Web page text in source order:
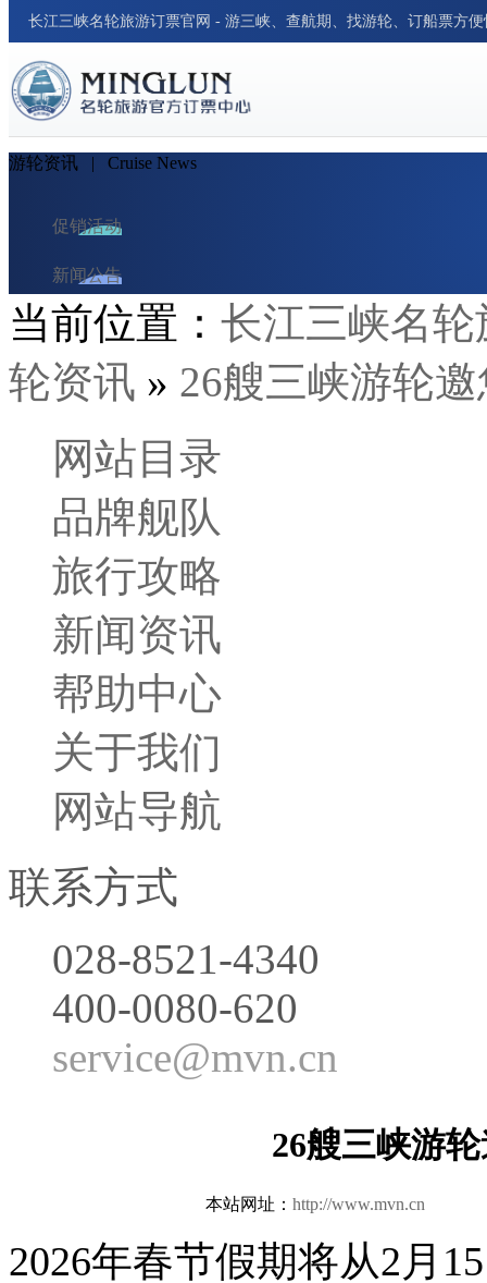
长江三峡名轮旅游订票官网 - 游三峡、查航期、找游轮、订船票方
游轮资讯 | Cruise News
促销活动
新闻公告
游轮资讯
周边新闻
当前位置： 长江三峡名
轮资讯 » 26艘三峡游轮
网站目录
品牌舰队
旅行攻略
新闻资讯
帮助中心
关于我们
网站导航
联系方式
028-8521-4340
400-0080-620
service@mvn.cn
26艘三峡游
本站网址： http://www.mvn.cn
2026年春节假期将从2月